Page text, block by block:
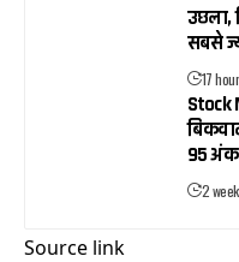
उछला,
सबसे
17
Stock
95
2
Source link